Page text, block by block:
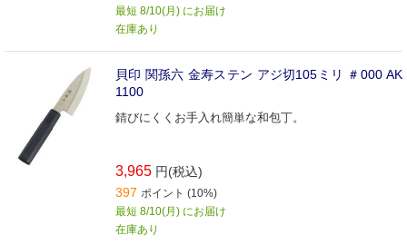
最短 8/10(月) にお届け
在庫あり
貝印 関孫六 金寿ステン アジ切105ミリ ＃000 AK
1100
錆びにくくお手入れ簡単な和包丁。
3,965 円(税込)
397 ポイント (10%)
最短 8/10(月) にお届け
在庫あり